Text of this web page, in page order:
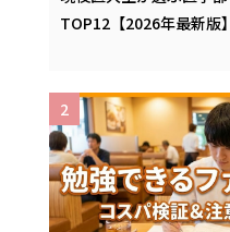
TOP12【2026年最新版】
2